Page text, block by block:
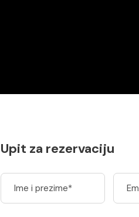
Upit za rezervaciju